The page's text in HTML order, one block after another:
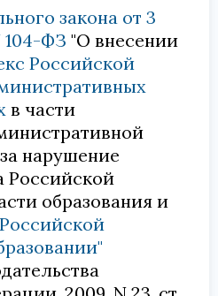
закона от 3
104-ФЗ "О внесении
Российской
в части
нарушение
Российской
образования и